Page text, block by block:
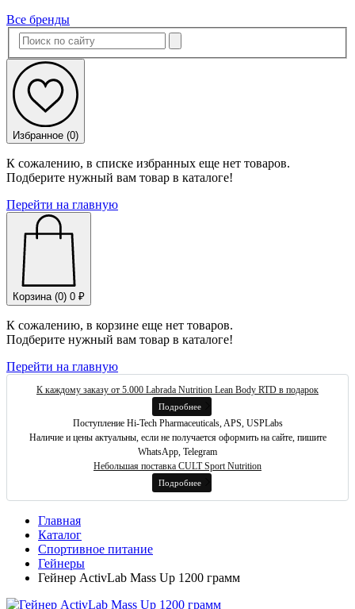
Все бренды
Избранное (0)
К сожалению, в списке избранных еще нет товаров.
Подберите нужный вам товар в каталоге!
Перейти на главную
Корзина (0) 0 ₽
К сожалению, в корзине еще нет товаров.
Подберите нужный вам товар в каталоге!
Перейти на главную
К каждому заказу от 5.000 Labrada Nutrition Lean Body RTD в подарок
Подробнее
Поступление Hi-Tech Pharmaceuticals, APS, USPLabs
Наличие и цены актуальны, если не получается оформить на сайте, пишите
WhatsApp, Telegram
Небольшая поставка CULT Sport Nutrition
Подробнее
Главная
Каталог
Спортивное питание
Гейнеры
Гейнер ActivLab Mass Up 1200 грамм